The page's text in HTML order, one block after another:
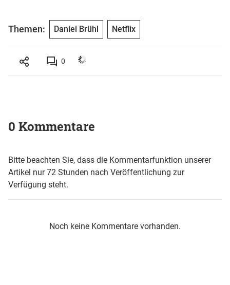
Themen: Daniel Brühl Netflix
0
0 Kommentare
Bitte beachten Sie, dass die Kommentarfunktion unserer
Artikel nur 72 Stunden nach Veröffentlichung zur
Verfügung steht.
Noch keine Kommentare vorhanden.